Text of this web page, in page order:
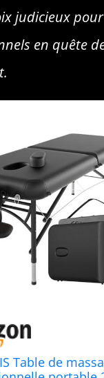
judicieux
en quête
Table de